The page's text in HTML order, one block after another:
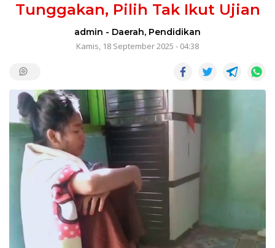
Tunggakan, Pilih Tak Ikut Ujian
admin - Daerah, Pendidikan
Kamis, 18 September 2025 - 04:38